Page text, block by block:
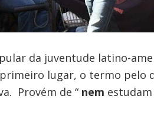
da juventude latino-
lugar, o termo pelo
Provém de “ nem estudam